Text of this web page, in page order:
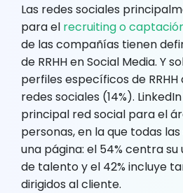
Las redes sociales
para el recruiting o
de las compañías tienen
de RRHH en Social Media. Y
perfiles específicos de RRHH
redes sociales (14%).
principal red social para el
personas, en la que todas
una página: el 54% centra
de talento y el 42% incluye
dirigidos al cliente.